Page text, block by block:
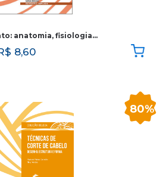
anatomia, fisiologia…
8,60
80%